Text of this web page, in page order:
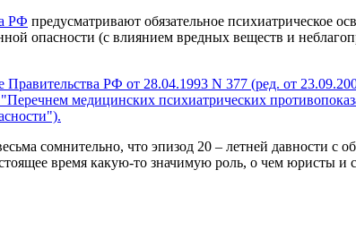
РФ предусматривают обязательное психиатрическое
опасности (с влиянием вредных веществ и
Правительства РФ от 28.04.1993 N 377 (ред. от
медицинских психиатрических
сомнительно, что эпизод 20 – летней давности
время какую-то значимую роль, о чем юристы